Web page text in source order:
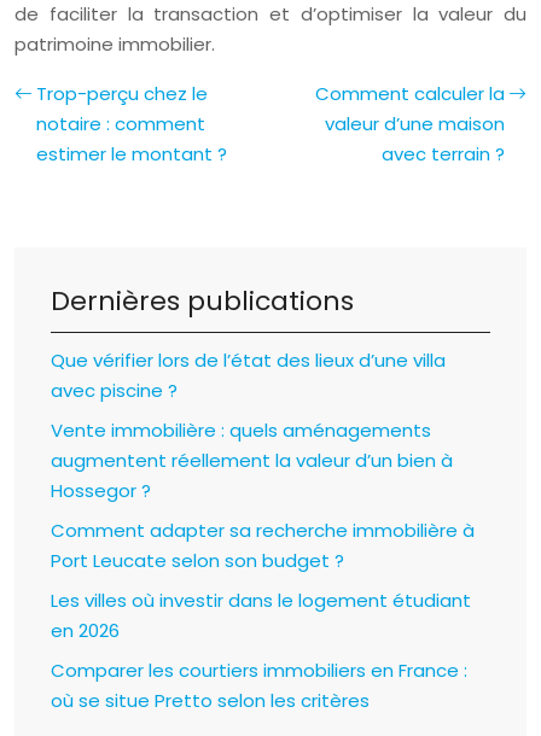
de faciliter la transaction et d’optimiser la valeur du
patrimoine immobilier.
Trop-perçu chez le
notaire : comment
estimer le montant ?
Comment calculer la
valeur d’une maison
avec terrain ?
Dernières publications
Que vérifier lors de l’état des lieux d’une villa
avec piscine ?
Vente immobilière : quels aménagements
augmentent réellement la valeur d’un bien à
Hossegor ?
Comment adapter sa recherche immobilière à
Port Leucate selon son budget ?
Les villes où investir dans le logement étudiant
en 2026
Comparer les courtiers immobiliers en France :
où se situe Pretto selon les critères